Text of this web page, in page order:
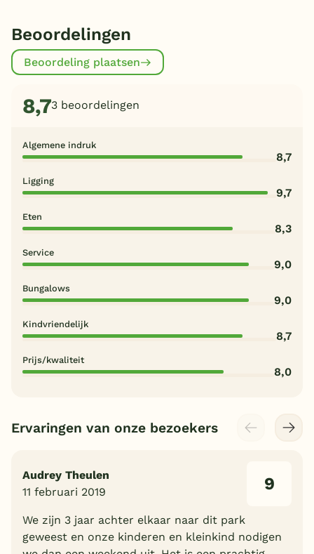
Beoordelingen
Beoordeling plaatsen
8,73 beoordelingen
Algemene indruk
8,7
Ligging
9,7
Eten
8,3
Service
9,0
Bungalows
9,0
Kindvriendelijk
8,7
Prijs/kwaliteit
8,0
Ervaringen van onze bezoekers
Audrey Theulen
11 februari 2019
9
We zijn 3 jaar achter elkaar naar dit park
geweest en onze kinderen en kleinkind nodigen